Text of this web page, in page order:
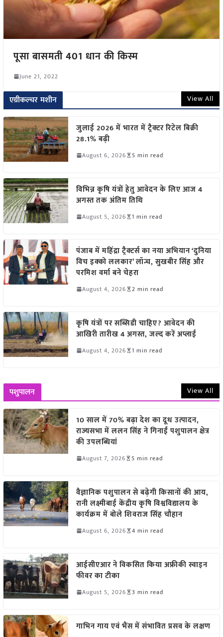
पूसा बासमती 401 धान की किस्म
June 21, 2022
एग्रीकल्चर मशीन View All
जुलाई 2026 में भारत में ट्रैक्टर रिटेल बिक्री
28.1% बढ़ी
August 6, 2026 5 min read
विभिन्न कृषि यंत्रों हेतु आवेदन के लिए आज 4
अगस्त तक अंतिम तिथि
August 5, 2026 1 min read
पंजाब में महिंद्रा ट्रैक्टर्स का नया अभियान ‘दुनिया
विच इक्को ललकार’ लॉन्च, सुखबीर सिंह और
परमिश वर्मा बने चेहरा
August 4, 2026 2 min read
कृषि यंत्रों पर सब्सिडी चाहिए? आवेदन की
आखिरी तारीख 4 अगस्त, जल्द करें अप्लाई
August 4, 2026 1 min read
पशुपालन View All
10 साल में 70% बढ़ा देश का दूध उत्पादन,
राज्यसभा में ललन सिंह ने गिनाईं पशुपालन क्षेत्र
की उपलब्धियां
August 7, 2026 5 min read
वैज्ञानिक पशुपालन से बढ़ेगी किसानों की आय,
रानी लक्ष्मीबाई केंद्रीय कृषि विश्वविद्यालय के
कार्यक्रम में बोले शिवराज सिंह चौहान
August 6, 2026 4 min read
आईसीएआर ने विकसित किया अफ्रीकी स्वाइन
फीवर का टीका
August 5, 2026 3 min read
गाभिन गाय एवं भैंस में संभावित प्रसव के लक्षण